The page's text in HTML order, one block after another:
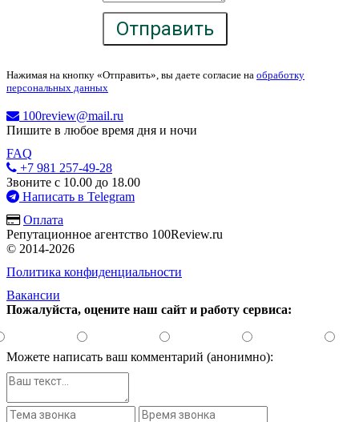
Отправить
Нажимая на кнопку «Отправить», вы даете согласие на обработку
персональных данных
100review@mail.ru
Пишите в любое время дня и ночи
FAQ
+7 981 257-49-28
Звоните с 10.00 до 18.00
Написать в Telegram
Оплата
Репутационное агентство 100Review.ru
© 2014-2026
Политика конфиденциальности
Вакансии
Пожалуйста, оцените наш сайт и работу сервиса:
Можете написать ваш комментарий (анонимно):